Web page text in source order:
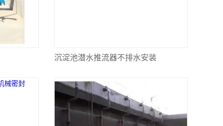
沉淀池潜水推流器不排水安装